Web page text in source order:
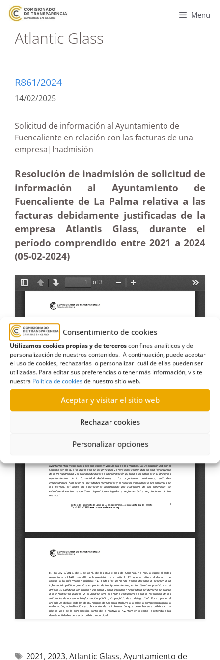
Consentimiento de cookies
Utilizamos cookies propias y de terceroscon fines analíticos y de
personalización de nuestros contenidos. A continuación, puede aceptar
el uso de cookies, rechazarlas o personalizar cuál de ellas pueden ser
utilizadas. Para editar sus preferencias o tener más información, visite
nuestra Política de cookiesde nuestro sitio web.
Aceptar y visitar el sitio web
Rechazar cookies
Personalizar opciones
Menu
Atlantic Glass
R861/2024
14/02/2025
Solicitud de información al Ayuntamiento de
Fuencaliente en relación con las facturas de una
empresa|Inadmisión
Resolución de inadmisión de solicitud de
información al Ayuntamiento de
Fuencaliente de La Palma relativa a las
facturas debidamente justificadas de la
empresa Atlantis Glass, durante el
período comprendido entre 2021 a 2024
(05-02-2024)
2021, 2023, Atlantic Glass, Ayuntamiento de